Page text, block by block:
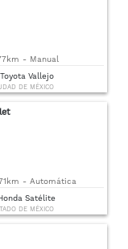
- Manual
Toyota Vallejo
DE MÉXICO
- Automática
Satélite
DE MÉXICO